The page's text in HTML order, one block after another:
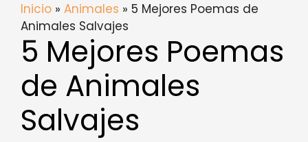
Inicio » Animales » 5 Mejores Poemas de
Animales Salvajes
5 Mejores Poemas
de Animales
Salvajes